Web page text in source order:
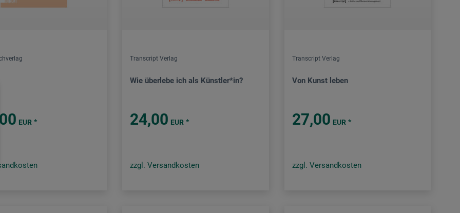
EUR *
Transcript Verlag
Wie überlebe ich als Künstler*in?
24,00 EUR *
zzgl. Versandkosten
Transcript Verlag
Von Kunst leben
27,00 EUR *
zzgl. Versandkosten